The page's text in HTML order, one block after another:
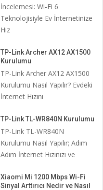
İncelemesi: Wi-Fi 6
Teknolojisiyle Ev İnternetinize
Hız
TP-Link Archer AX12 AX1500
Kurulumu
TP-Link Archer AX12 AX1500
Kurulumu Nasıl Yapılır? Evdeki
İnternet Hızını
TP-Link TL-WR840N Kurulumu
TP-Link TL-WR840N
Kurulumu Nasıl Yapılır; Adım
Adım İnternet Hızınızı ve
Xiaomi Mi 1200 Mbps Wi-Fi
Sinyal Arttırıcı Nedir ve Nasıl